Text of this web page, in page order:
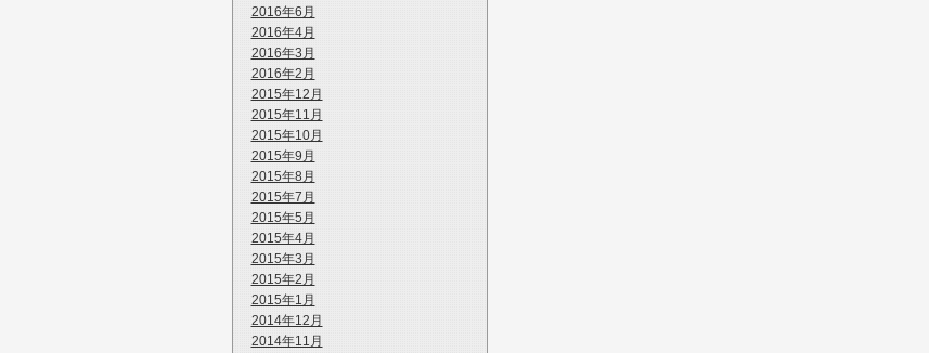
2016年6月
2016年4月
2016年3月
2016年2月
2015年12月
2015年11月
2015年10月
2015年9月
2015年8月
2015年7月
2015年5月
2015年4月
2015年3月
2015年2月
2015年1月
2014年12月
2014年11月